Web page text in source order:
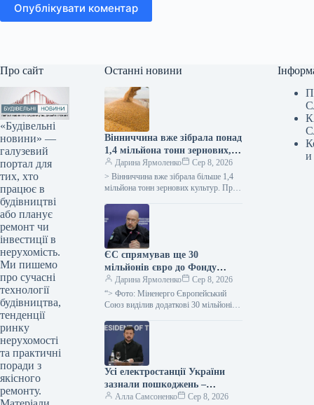
Опублікувати коментар
Про сайт
«Будівельні
новини» —
галузевий
портал для
тих, хто
працює в
будівництві
або планує
ремонт чи
інвестиції в
нерухомість.
Ми пишемо
про сучасні
технології
будівництва,
тенденції
ринку
нерухомості
та практичні
поради з
якісного
ремонту.
Останні новини
Вінниччина вже зібрала понад
1,4 мільйона тонн зернових,
демонструючи вищу
врожайність порівняно з
минулим роком – обласна
Дарина Ярмоленко
Сер 8, 2026
> Вінниччина вже зібрала більше 1,4
мільйона тонн зернових культур. Про
військової адміністрації Наталя
Заболотна. “Жнива…
ЄС спрямував ще 30
мільйонів євро до Фонду
допомоги українській
енергетиці
Дарина Ярмоленко
Сер 8, 2026
“> Фото: Міненерго Європейський
Союз виділив додаткові 30 мільйонів
України, збільшивши таким чином
свою загальну…
Усі електростанції України
зазнали пошкоджень –
Зеленський
Алла Самсоненко Сер 8, 2026
и